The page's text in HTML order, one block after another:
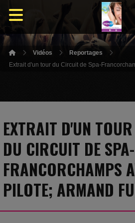
Vidéos
Reportages
Extrait d'un tour du Circuit de Spa-
EXTRAIT D'UN TOUR
DU CIRCUIT DE SPA-
FRANCORCHAMPS
PILOTE; ARMAND